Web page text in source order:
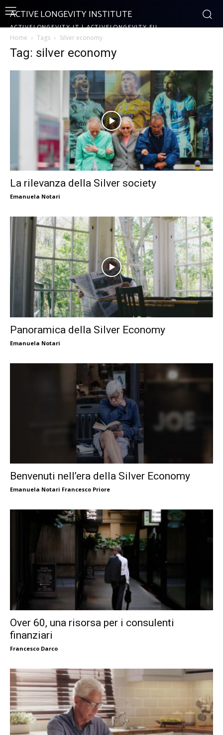
ACTIVE LONGEVITY INSTITUTE
ACTIVELONGEVITY.IT | ACTIVELONGEVITY.EU
Home Tags Silver economy
Tag: silver economy
La rilevanza della Silver society
Emanuela Notari
Panoramica della Silver Economy
Emanuela Notari
Benvenuti nell’era della Silver Economy
Emanuela Notari Francesco Priore
Over 60, una risorsa per i consulenti
finanziari
Francesco Darco